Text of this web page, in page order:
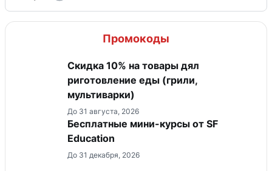
Промокоды
Скидка 10% на товары дял
риготовление еды (грили,
мультиварки)
До 31 августа, 2026
Бесплатные мини-курсы от SF
Education
До 31 декабря, 2026